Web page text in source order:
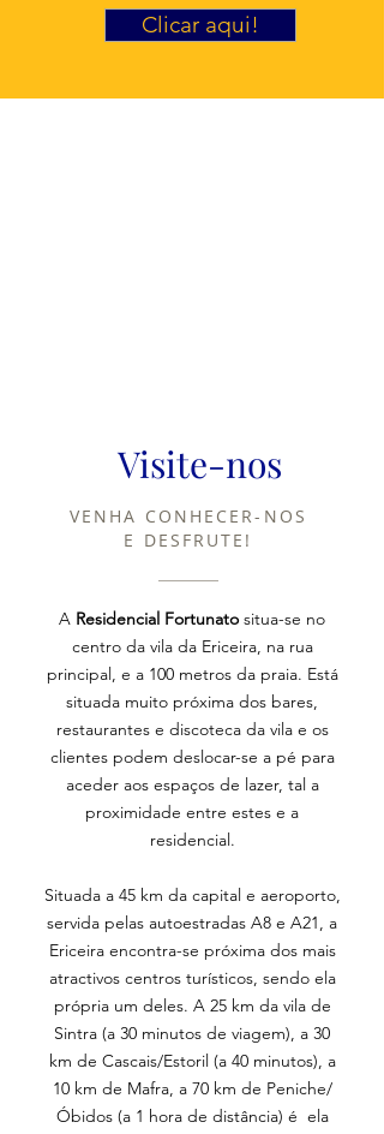
Clicar aqui!
Visite-nos
VENHA CONHECER-NOS
E DESFRUTE!
A Residencial Fortunato situa-se no
centro da vila da Ericeira, na rua
principal, e a 100 metros da praia. Está
situada muito próxima dos bares,
restaurantes e discoteca da vila e os
clientes podem deslocar-se a pé para
aceder aos espaços de lazer, tal a
proximidade entre estes e a
residencial.
Situada a 45 km da capital e aeroporto,
servida pelas autoestradas A8 e A21, a
Ericeira encontra-se próxima dos mais
atractivos centros turísticos, sendo ela
própria um deles. A 25 km da vila de
Sintra (a 30 minutos de viagem), a 30
km de Cascais/Estoril (a 40 minutos), a
10 km de Mafra, a 70 km de Peniche/
Óbidos (a 1 hora de distância) é ela